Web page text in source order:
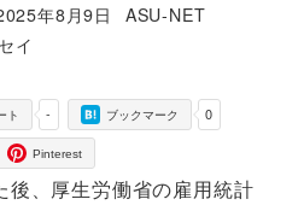
日
年8月9日
著
ASU-NET
イ
-
ト 0
ブックマーク
Pinterest
後、厚生労働省の雇用統計